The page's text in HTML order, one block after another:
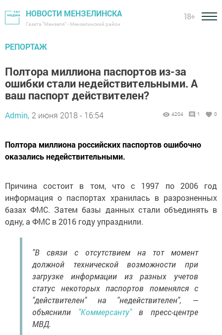
НОВОСТИ МЕНЗЕЛИНСКА
Газета "Мензеля" - Мензелинский район
18+
РЕПОРТАЖ
Полтора миллиона паспортов из-за
ошибки стали недействительными. А
ваш паспорт действителен?
Admin, 2 июня 2018 - 16:54 4204 1 0
Полтора миллиона российских паспортов ошибочно
оказались недействительными.
Причина состоит в том, что с 1997 по 2006 год
информация о паспортах хранилась в разрозненных
базах ФМС. Затем базы данных стали объединять в
одну, а ФМС в 2016 году упразднили.
"В связи с отсутствием на тот момент
должной технической возможности при
загрузке информации из разных учетов
статус некоторых паспортов поменялся с
"действителен" на "недействителен", —
объяснили "Коммерсанту"в пресс-центре
МВД.